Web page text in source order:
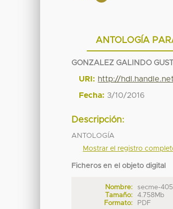
ANTOLOGÍA
GONZALEZ GALINDO
URI: http://
Fecha: 3/10/2016
Descripción:
ANTOLOGÍA
Mostrar el registro
Ficheros en el objeto digital
Nombre:
secme-
Tamaño:
4.758Mb
Formato:
PDF